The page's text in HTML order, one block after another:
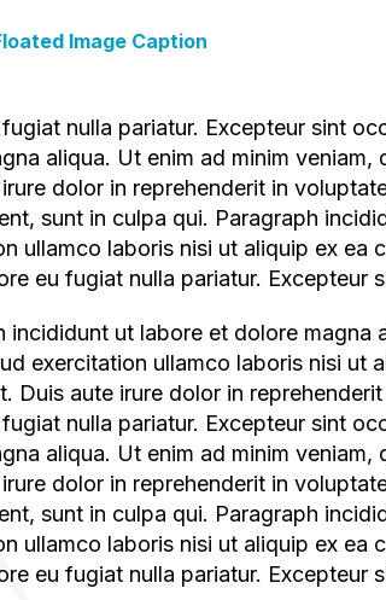
Image Caption
nulla pariatur. Excepteur sint
aliqua. Ut enim ad minim
dolor in reprehenderit in
sunt in culpa qui. Paragraph
ullamco laboris nisi ut aliquip ex
eu fugiat nulla pariatur.
exercitation ullamco laboris nisi ut
Duis aute irure dolor in
nulla pariatur. Excepteur sint
aliqua. Ut enim ad minim
dolor in reprehenderit in
sunt in culpa qui. Paragraph
ullamco laboris nisi ut aliquip ex
eu fugiat nulla pariatur.